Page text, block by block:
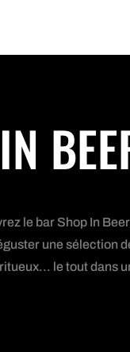
le bar Shop In
une sélection
le tout dans